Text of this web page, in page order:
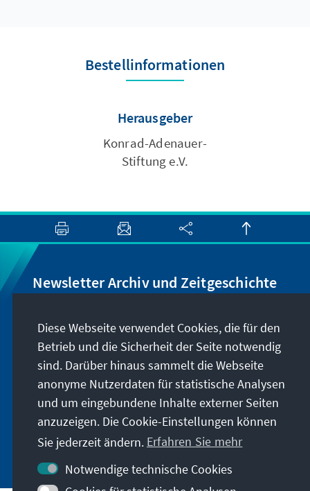
Bestellinformationen
Herausgeber
Konrad-Adenauer-
Stiftung e.V.
Newsletter Archiv und Zeitgeschichte
Wir informieren Sie über Neuigkeiten rund um
unser Archiv, geben Hinweise zu unseren
zeithistorisch-politischen Veranstaltungen und
machen Sie auf neu erschienene Publikationen
und Formate aufmerksam. Der Newsletter
erscheint vier- bis fünfmal im Jahr.
Jetzt abonnieren
Diese Webseite verwendet Cookies, die für den
Betrieb und die Sicherheit der Seite notwendig
sind. Darüber hinaus sammelt die Webseite
anonyme Nutzerdaten für statistische Analysen
und um eingebundene Inhalte externer Seiten
anzuzeigen. Die Cookie-Einstellungen können
Sie jederzeit ändern. Erfahren Sie mehr
Notwendige technische Cookies